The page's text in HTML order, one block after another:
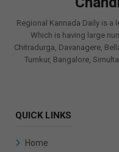
Regional Kannada Daily is a
Which is having large
Chitradurga, Davanagere,
Tumkur, Bangalore,
QUICK LINKS
Home